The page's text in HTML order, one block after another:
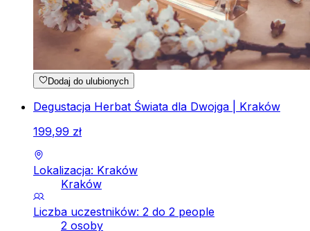
Dodaj do ulubionych
Degustacja Herbat Świata dla Dwojga | Kraków
199,99 zł
Lokalizacja: Kraków
Kraków
Liczba uczestników: 2 do 2 people
2 osoby